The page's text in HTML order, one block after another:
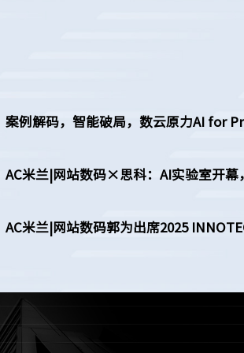
案例解码，智能破局，数云原力AI for
AC米兰|网站数码×思科：AI实验室开幕
AC米兰|网站数码郭为出席2025